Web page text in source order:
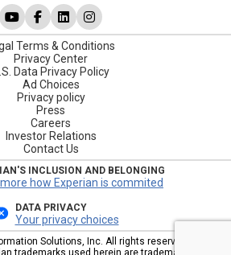
Terms & Conditions
Privacy Center
Data Privacy Policy
Ad Choices
Privacy policy
Press
Careers
Investor Relations
Contact Us
INCLUSION AND BELONGING
more how Experian is commited
DATA PRIVACY
Your privacy choices
Solutions, Inc. All rights reserved.
trademarks used herein are trademarks or